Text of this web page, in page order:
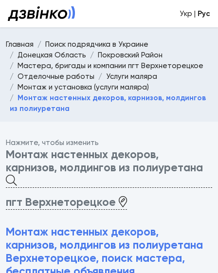
Укр | Рус
Главная
Поиск подрядчика в Украине
Донецкая Область
Покровский Район
Мастера, бригады и компании пгт Верхнеторецкое
Отделочные работы
Услуги маляра
Монтаж и установка (услуги маляра)
Монтаж настенных декоров, карнизов, молдингов
из полиуретана
Нажмите, чтобы изменить
Монтаж настенных декоров,
карнизов, молдингов из полиуретана
пгт Верхнеторецкое
Монтаж настенных декоров,
карнизов, молдингов из полиуретана
Верхнеторецкое, поиск мастера,